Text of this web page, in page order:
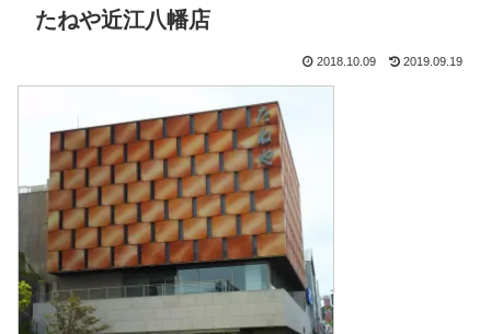
たねや近江八幡店
2018.10.09 2019.09.19